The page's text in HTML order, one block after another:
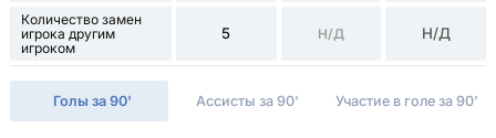
Количество замен
игрока другим
игроком
5 Н/Д Н/Д
Голы за 90' Ассисты за 90' Участие в голе за 90'